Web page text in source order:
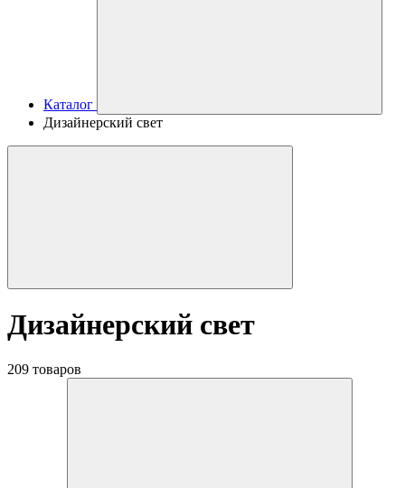
Каталог
Дизайнерский свет
Дизайнерский свет
209 товаров